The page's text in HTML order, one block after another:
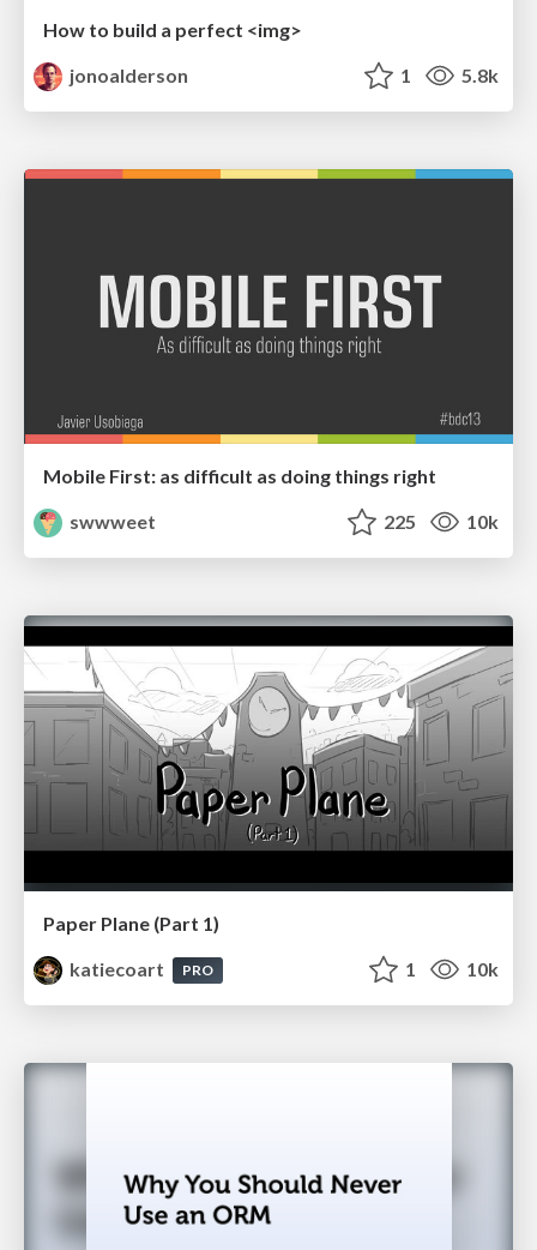
How to build a perfect <img>
jonoalderson
1 5.8k
Mobile First: as difficult as doing things right
swwweet
225 10k
Paper Plane (Part 1)
katiecoart
PRO 1 10k